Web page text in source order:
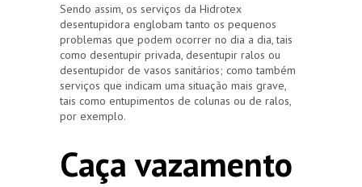
Sendo assim, os serviços da Hidrotex
desentupidora englobam tanto os pequenos
problemas que podem ocorrer no dia a dia, tais
como desentupir privada, desentupir ralos ou
desentupidor de vasos sanitários; como também
serviços que indicam uma situação mais grave,
tais como entupimentos de colunas ou de ralos,
por exemplo.
Caça vazamento